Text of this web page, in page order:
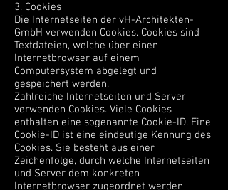
3. Cookies
Die Internetseiten der vH-Architekten-
GmbH verwenden Cookies. Cookies sind
Textdateien, welche über einen
Internetbrowser auf einem
Computersystem abgelegt und
gespeichert werden.
Zahlreiche Internetseiten und Server
verwenden Cookies. Viele Cookies
enthalten eine sogenannte Cookie-ID. Eine
Cookie-ID ist eine eindeutige Kennung des
Cookies. Sie besteht aus einer
Zeichenfolge, durch welche Internetseiten
und Server dem konkreten
Internetbrowser zugeordnet werden